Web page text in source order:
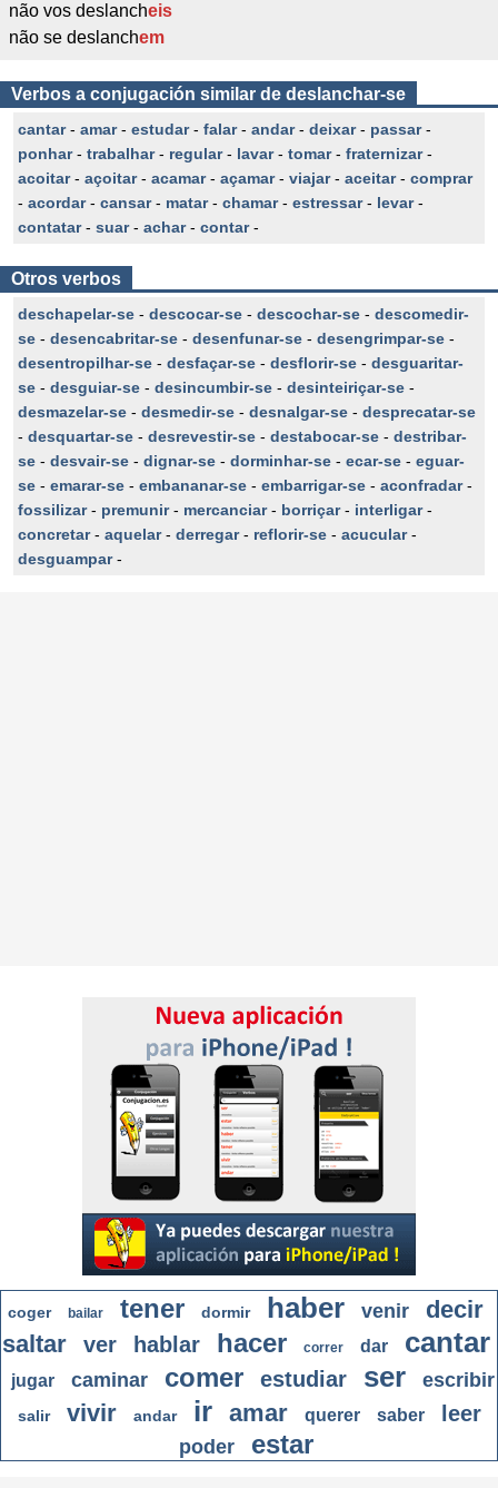
não vos deslancheis
não se deslanchem
Verbos a conjugación similar de deslanchar-se
cantar- amar- estudar- falar- andar- deixar- passar-
ponhar- trabalhar- regular- lavar- tomar- fraternizar-
acoitar- açoitar- acamar- açamar- viajar- aceitar- comprar
- acordar- cansar- matar- chamar- estressar- levar-
contatar- suar- achar- contar-
Otros verbos
deschapelar-se - descocar-se - descochar-se - descomedir-
se - desencabritar-se - desenfunar-se - desengrimpar-se -
desentropilhar-se - desfaçar-se - desflorir-se - desguaritar-
se - desguiar-se - desincumbir-se - desinteiriçar-se -
desmazelar-se - desmedir-se - desnalgar-se - desprecatar-se
- desquartar-se - desrevestir-se - destabocar-se - destribar-
se - desvair-se - dignar-se - dorminhar-se - ecar-se - eguar-
se - emarar-se - embananar-se - embarrigar-se - aconfradar-
fossilizar- premunir- mercanciar- borriçar- interligar-
concretar- aquelar- derregar- reflorir-se - acucular-
desguampar-
coger bailar tener dormir haber venir
decir
saltar
ver hablar hacer correr dar cantar
jugar caminar comer estudiar ser escribir
salir vivir andar ir amar querer saber leer
poder estar